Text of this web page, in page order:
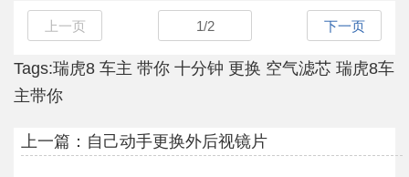
上一页 1/2 下一页
Tags:瑞虎8 车主 带你 十分钟 更换 空气滤芯 瑞虎8车
主带你
上一篇： 自己动手更换外后视镜片